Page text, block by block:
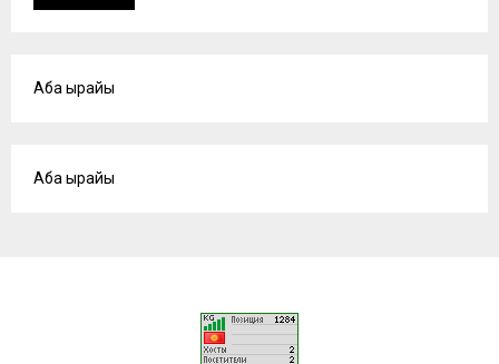
Аба ырайы
Аба ырайы